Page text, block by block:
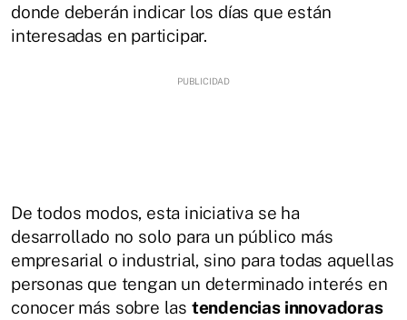
donde deberán indicar los días que están
interesadas en participar.
De todos modos, esta iniciativa se ha
desarrollado no solo para un público más
empresarial o industrial, sino para todas aquellas
personas que tengan un determinado interés en
conocer más sobre las tendencias innovadoras